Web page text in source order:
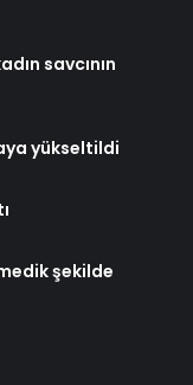
savcının
yükseltildi
şekilde